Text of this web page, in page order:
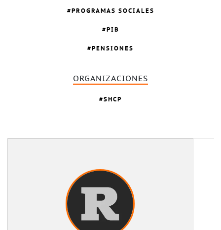
PROGRAMAS SOCIALES
PIB
PENSIONES
ORGANIZACIONES
SHCP